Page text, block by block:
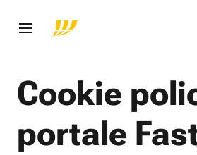
Cookie
portale